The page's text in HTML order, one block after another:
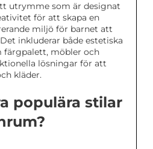
utrymme som är designat
för att skapa en
miljö för barnet att
inkluderar både estetiska
färgpalett, möbler och
lösningar för att
kläder.
populära stilar